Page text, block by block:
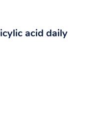
acid daily